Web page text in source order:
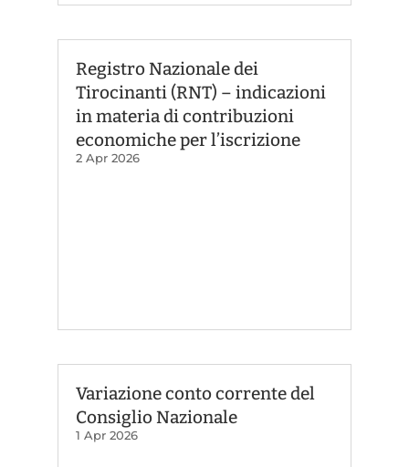
Registro Nazionale dei
Tirocinanti (RNT) – indicazioni
in materia di contribuzioni
economiche per l’iscrizione
2 Apr 2026
Variazione conto corrente del
Consiglio Nazionale
1 Apr 2026